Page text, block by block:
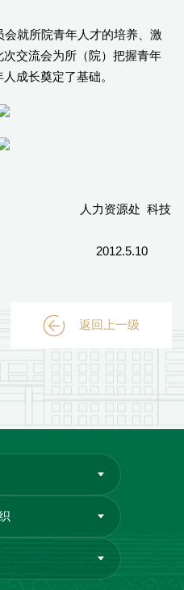
就所院青年人才的培养、激
交流会为所（院）把握青年
成长奠定了基础。
处 科技
返回上一级